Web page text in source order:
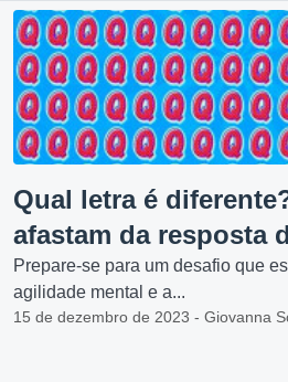
Qual letra é
afastam da resposta
Prepare-se para um desafio que
agilidade mental e a...
15 de dezembro de 2023 - Giovanna